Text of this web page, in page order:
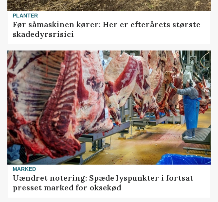
PLANTER
Før såmaskinen kører: Her er efterårets største
skadedyrsrisici
MARKED
Uændret notering: Spæde lyspunkter i fortsat
presset marked for oksekød